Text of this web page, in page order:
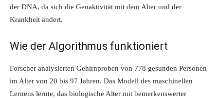
der DNA, da sich die Genaktivität mit dem Alter und der
Krankheit ändert.
Wie der Algorithmus funktioniert
Forscher analysierten Gehirnproben von 778 gesunden Personen
im Alter von 20 bis 97 Jahren. Das Modell des maschinellen
Lernens lernte, das biologische Alter mit bemerkenswerter